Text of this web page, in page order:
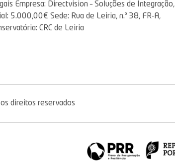
Empresa: Directvision – Soluções de Integração,
5.000,00€ Sede: Rua de Leiria, n.º 38, FR-A,
CRC de Leiria
direitos reservados